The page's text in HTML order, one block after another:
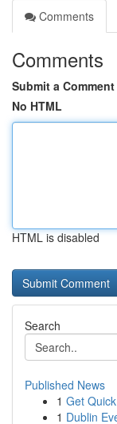
Comments
Comments
Submit a Comment
No HTML
HTML is disabled
Search
Published News
1 Get
1 Dublin